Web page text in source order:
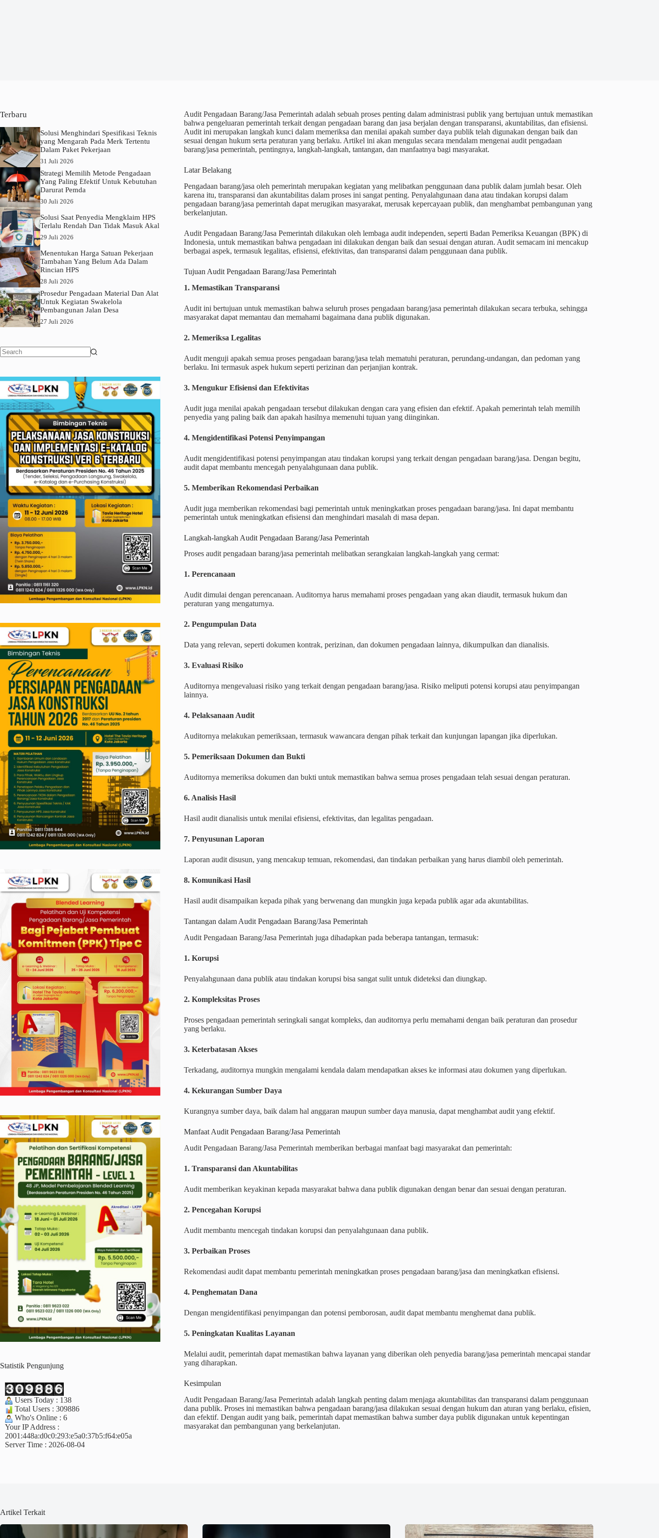
Audit Pengadaan Barang/Jasa Pemerintah adalah sebuah proses penting dalam administrasi publik yang bertujuan untuk memastikan
bahwa pengeluaran pemerintah terkait dengan pengadaan barang dan jasa berjalan dengan transparansi, akuntabilitas, dan efisiensi.
Audit ini merupakan langkah kunci dalam memeriksa dan menilai apakah sumber daya publik telah digunakan dengan baik dan
sesuai dengan hukum serta peraturan yang berlaku. Artikel ini akan mengulas secara mendalam mengenai audit pengadaan
barang/jasa pemerintah, pentingnya, langkah-langkah, tantangan, dan manfaatnya bagi masyarakat.
Latar Belakang
Pengadaan barang/jasa oleh pemerintah merupakan kegiatan yang melibatkan penggunaan dana publik dalam jumlah besar. Oleh
karena itu, transparansi dan akuntabilitas dalam proses ini sangat penting. Penyalahgunaan dana atau tindakan korupsi dalam
pengadaan barang/jasa pemerintah dapat merugikan masyarakat, merusak kepercayaan publik, dan menghambat pembangunan yang
berkelanjutan.
Audit Pengadaan Barang/Jasa Pemerintah dilakukan oleh lembaga audit independen, seperti Badan Pemeriksa Keuangan (BPK) di
Indonesia, untuk memastikan bahwa pengadaan ini dilakukan dengan baik dan sesuai dengan aturan. Audit semacam ini mencakup
berbagai aspek, termasuk legalitas, efisiensi, efektivitas, dan transparansi dalam penggunaan dana publik.
Tujuan Audit Pengadaan Barang/Jasa Pemerintah
1. Memastikan Transparansi
Audit ini bertujuan untuk memastikan bahwa seluruh proses pengadaan barang/jasa pemerintah dilakukan secara terbuka, sehingga
masyarakat dapat memantau dan memahami bagaimana dana publik digunakan.
2. Memeriksa Legalitas
Audit menguji apakah semua proses pengadaan barang/jasa telah mematuhi peraturan, perundang-undangan, dan pedoman yang
berlaku. Ini termasuk aspek hukum seperti perizinan dan perjanjian kontrak.
3. Mengukur Efisiensi dan Efektivitas
Audit juga menilai apakah pengadaan tersebut dilakukan dengan cara yang efisien dan efektif. Apakah pemerintah telah memilih
penyedia yang paling baik dan apakah hasilnya memenuhi tujuan yang diinginkan.
4. Mengidentifikasi Potensi Penyimpangan
Audit mengidentifikasi potensi penyimpangan atau tindakan korupsi yang terkait dengan pengadaan barang/jasa. Dengan begitu,
audit dapat membantu mencegah penyalahgunaan dana publik.
5. Memberikan Rekomendasi Perbaikan
Audit juga memberikan rekomendasi bagi pemerintah untuk meningkatkan proses pengadaan barang/jasa. Ini dapat membantu
pemerintah untuk meningkatkan efisiensi dan menghindari masalah di masa depan.
Langkah-langkah Audit Pengadaan Barang/Jasa Pemerintah
Proses audit pengadaan barang/jasa pemerintah melibatkan serangkaian langkah-langkah yang cermat:
1. Perencanaan
Audit dimulai dengan perencanaan. Auditornya harus memahami proses pengadaan yang akan diaudit, termasuk hukum dan
peraturan yang mengaturnya.
2. Pengumpulan Data
Data yang relevan, seperti dokumen kontrak, perizinan, dan dokumen pengadaan lainnya, dikumpulkan dan dianalisis.
3. Evaluasi Risiko
Auditornya mengevaluasi risiko yang terkait dengan pengadaan barang/jasa. Risiko meliputi potensi korupsi atau penyimpangan
lainnya.
4. Pelaksanaan Audit
Auditornya melakukan pemeriksaan, termasuk wawancara dengan pihak terkait dan kunjungan lapangan jika diperlukan.
5. Pemeriksaan Dokumen dan Bukti
Auditornya memeriksa dokumen dan bukti untuk memastikan bahwa semua proses pengadaan telah sesuai dengan peraturan.
6. Analisis Hasil
Hasil audit dianalisis untuk menilai efisiensi, efektivitas, dan legalitas pengadaan.
7. Penyusunan Laporan
Laporan audit disusun, yang mencakup temuan, rekomendasi, dan tindakan perbaikan yang harus diambil oleh pemerintah.
8. Komunikasi Hasil
Hasil audit disampaikan kepada pihak yang berwenang dan mungkin juga kepada publik agar ada akuntabilitas.
Tantangan dalam Audit Pengadaan Barang/Jasa Pemerintah
Audit Pengadaan Barang/Jasa Pemerintah juga dihadapkan pada beberapa tantangan, termasuk:
1. Korupsi
Penyalahgunaan dana publik atau tindakan korupsi bisa sangat sulit untuk dideteksi dan diungkap.
2. Kompleksitas Proses
Proses pengadaan pemerintah seringkali sangat kompleks, dan auditornya perlu memahami dengan baik peraturan dan prosedur
yang berlaku.
3. Keterbatasan Akses
Terkadang, auditornya mungkin mengalami kendala dalam mendapatkan akses ke informasi atau dokumen yang diperlukan.
4. Kekurangan Sumber Daya
Kurangnya sumber daya, baik dalam hal anggaran maupun sumber daya manusia, dapat menghambat audit yang efektif.
Manfaat Audit Pengadaan Barang/Jasa Pemerintah
Audit Pengadaan Barang/Jasa Pemerintah memberikan berbagai manfaat bagi masyarakat dan pemerintah:
1. Transparansi dan Akuntabilitas
Audit memberikan keyakinan kepada masyarakat bahwa dana publik digunakan dengan benar dan sesuai dengan peraturan.
2. Pencegahan Korupsi
Audit membantu mencegah tindakan korupsi dan penyalahgunaan dana publik.
3. Perbaikan Proses
Rekomendasi audit dapat membantu pemerintah meningkatkan proses pengadaan barang/jasa dan meningkatkan efisiensi.
4. Penghematan Dana
Dengan mengidentifikasi penyimpangan dan potensi pemborosan, audit dapat membantu menghemat dana publik.
5. Peningkatan Kualitas Layanan
Melalui audit, pemerintah dapat memastikan bahwa layanan yang diberikan oleh penyedia barang/jasa pemerintah mencapai standar
yang diharapkan.
Kesimpulan
Audit Pengadaan Barang/Jasa Pemerintah adalah langkah penting dalam menjaga akuntabilitas dan transparansi dalam penggunaan
dana publik. Proses ini memastikan bahwa pengadaan barang/jasa dilakukan sesuai dengan hukum dan aturan yang berlaku, efisien,
dan efektif. Dengan audit yang baik, pemerintah dapat memastikan bahwa sumber daya publik digunakan untuk kepentingan
masyarakat dan pembangunan yang berkelanjutan.
Terbaru
Solusi Menghindari Spesifikasi Teknis
yang Mengarah Pada Merk Tertentu
Dalam Paket Pekerjaan
31 Juli 2026
Strategi Memilih Metode Pengadaan
Yang Paling Efektif Untuk Kebutuhan
Darurat Pemda
30 Juli 2026
Solusi Saat Penyedia Mengklaim HPS
Terlalu Rendah Dan Tidak Masuk Akal
29 Juli 2026
Menentukan Harga Satuan Pekerjaan
Tambahan Yang Belum Ada Dalam
Rincian HPS
28 Juli 2026
Prosedur Pengadaan Material Dan Alat
Untuk Kegiatan Swakelola
Pembangunan Jalan Desa
27 Juli 2026
Statistik Pengunjung
Users Today : 138
Total Users : 309886
Who's Online : 6
Your IP Address :
2001:448a:d0c0:293:e5a0:37b5:f64:e05a
Server Time : 2026-08-04
Artikel Terkait